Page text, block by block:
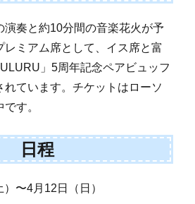
演奏と約10分間の音楽花火が予
レミアム席として、イス席と富
」5周年記念ペアビュッフ
れています。チケットはローソ
す。
日程
〜4月12日（日）